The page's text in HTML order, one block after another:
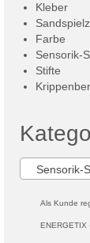
Kleber
Farbe
Sensorik-
Stifte
Sensorik-
Als Kunde
ENERGETIX